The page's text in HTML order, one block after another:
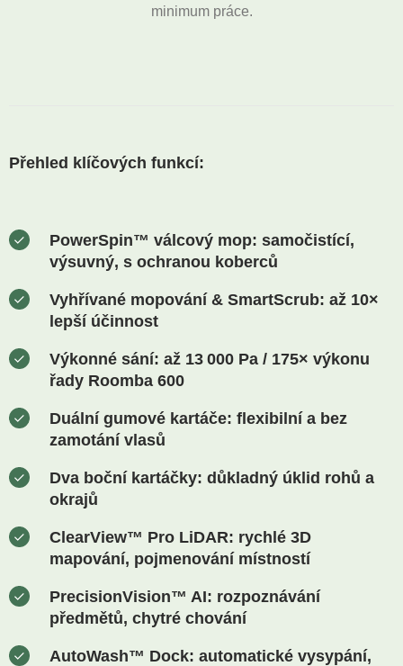
minimum práce.
Přehled klíčových funkcí:
PowerSpin™ válcový mop: samočistící,
výsuvný, s ochranou koberců
Vyhřívané mopování & SmartScrub: až 10×
lepší účinnost
Výkonné sání: až 13 000 Pa / 175× výkonu
řady Roomba 600
Duální gumové kartáče: flexibilní a bez
zamotání vlasů
Dva boční kartáčky: důkladný úklid rohů a
okrajů
ClearView™ Pro LiDAR: rychlé 3D
mapování, pojmenování místností
PrecisionVision™ AI: rozpoznávání
předmětů, chytré chování
AutoWash™ Dock: automatické vysypání,